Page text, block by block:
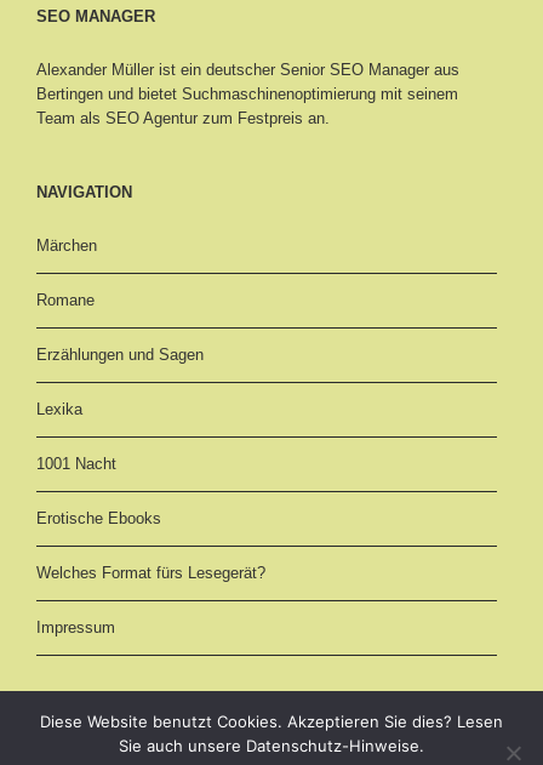
SEO MANAGER
Alexander Müller ist ein deutscher Senior SEO Manager aus
Bertingen und bietet Suchmaschinenoptimierung mit seinem
Team als SEO Agentur zum Festpreis an.
NAVIGATION
Märchen
Romane
Erzählungen und Sagen
Lexika
1001 Nacht
Erotische Ebooks
Welches Format fürs Lesegerät?
Impressum
Diese Website benutzt Cookies. Akzeptieren Sie dies? Lesen
Sie auch unsere Datenschutz-Hinweise.